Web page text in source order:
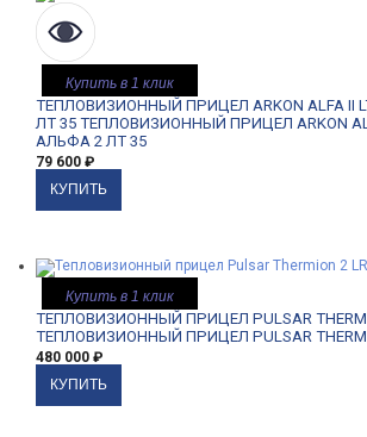
Купить в 1 клик
ТЕПЛОВИЗИОННЫЙ ПРИЦЕЛ ARKON ALFA II
ЛТ 35 ТЕПЛОВИЗИОННЫЙ ПРИЦЕЛ ARKON
АЛЬФА 2 ЛТ 35
79 600 ₽
Купить в 1 клик
ТЕПЛОВИЗИОННЫЙ ПРИЦЕЛ PULSAR
ТЕПЛОВИЗИОННЫЙ ПРИЦЕЛ PULSAR
480 000 ₽